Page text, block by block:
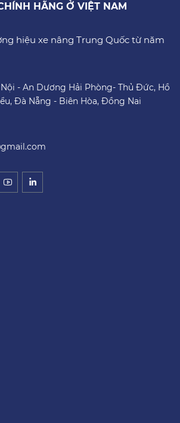
HÃNG Ở VIỆT NAM
hiệu xe nâng Trung Quốc từ năm
- An Dương Hải Phòng- Thủ Đức, Hồ
Đà Nẵng - Biên Hòa, Đồng Nai